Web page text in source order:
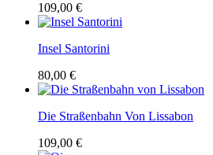
109,00 €
Insel Santorini
80,00 €
Die Straßenbahn Von Lissabon
109,00 €